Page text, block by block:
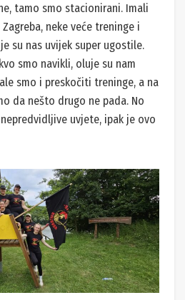
tamo smo stacionirani. Imali
neke veće treninge i
su nas uvijek super ugostile.
smo navikli, oluje su nam
smo i preskočiti treninge, a na
da nešto drugo ne pada. No
uvjete, ipak je ovo